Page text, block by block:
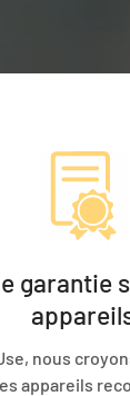
garantie
nous
appareils